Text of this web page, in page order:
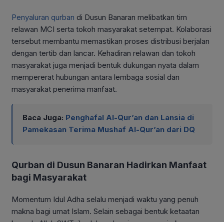
Penyaluran qurban di Dusun Banaran melibatkan tim
relawan MCI serta tokoh masyarakat setempat. Kolaborasi
tersebut membantu memastikan proses distribusi berjalan
dengan tertib dan lancar. Kehadiran relawan dan tokoh
masyarakat juga menjadi bentuk dukungan nyata dalam
mempererat hubungan antara lembaga sosial dan
masyarakat penerima manfaat.
Baca Juga: Penghafal Al-Qur’an dan Lansia di
Pamekasan Terima Mushaf Al-Qur’an dari DQ
Qurban di Dusun Banaran Hadirkan Manfaat
bagi Masyarakat
Momentum Idul Adha selalu menjadi waktu yang penuh
makna bagi umat Islam. Selain sebagai bentuk ketaatan